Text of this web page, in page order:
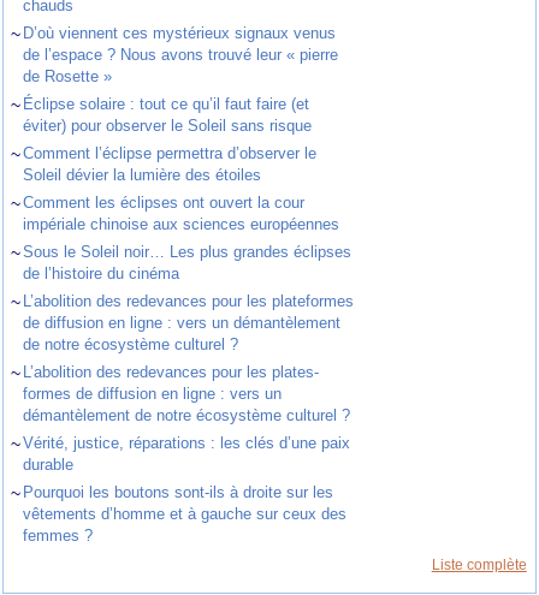
chauds
~ D’où viennent ces mystérieux signaux venus
de l’espace ? Nous avons trouvé leur « pierre
de Rosette »
~ Éclipse solaire : tout ce qu’il faut faire (et
éviter) pour observer le Soleil sans risque
~Comment l’éclipse permettra d’observer le
Soleil dévier la lumière des étoiles
~Comment les éclipses ont ouvert la cour
impériale chinoise aux sciences européennes
~Sous le Soleil noir… Les plus grandes éclipses
de l’histoire du cinéma
~ L’abolition des redevances pour les plateformes
de diffusion en ligne : vers un démantèlement
de notre écosystème culturel ?
~ L’abolition des redevances pour les plates-
formes de diffusion en ligne : vers un
démantèlement de notre écosystème culturel ?
~Vérité, justice, réparations : les clés d’une paix
durable
~ Pourquoi les boutons sont-ils à droite sur les
vêtements d’homme et à gauche sur ceux des
femmes ?
Liste complète